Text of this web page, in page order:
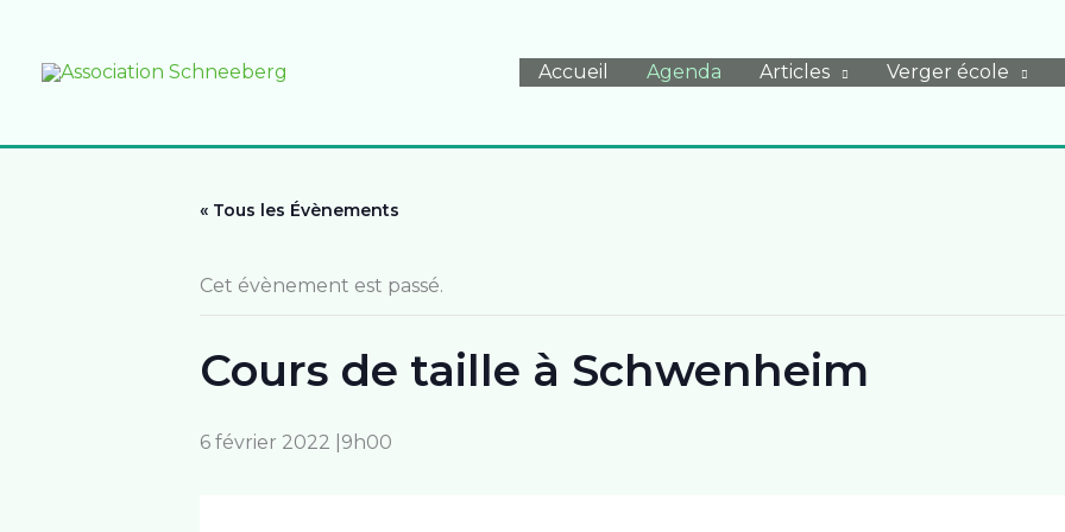
contenu
Accueil Agenda Articles Verger école
« Tous les Évènements
Cet évènement est passé.
Cours de taille à Schwenheim
6 février 2022 |9h00